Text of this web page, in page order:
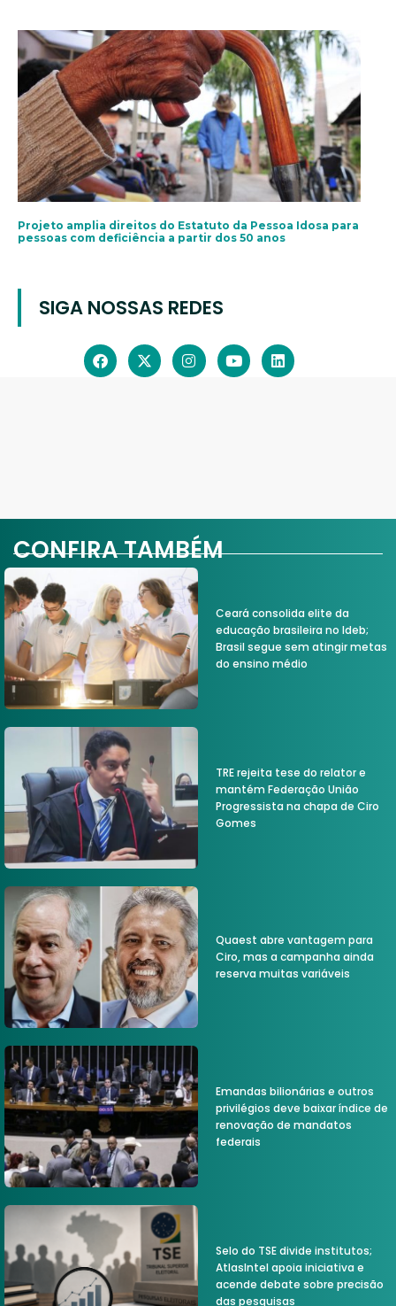
Projeto amplia direitos do Estatuto da Pessoa Idosa para
pessoas com deficiência a partir dos 50 anos
SIGA NOSSAS REDES
CONFIRA TAMBÉM
Ceará consolida elite da
educação brasileira no Ideb;
Brasil segue sem atingir metas
do ensino médio
TRE rejeita tese do relator e
mantém Federação União
Progressista na chapa de Ciro
Gomes
Quaest abre vantagem para
Ciro, mas a campanha ainda
reserva muitas variáveis
Emandas bilionárias e outros
privilégios deve baixar índice de
renovação de mandatos
federais
Selo do TSE divide institutos;
AtlasIntel apoia iniciativa e
acende debate sobre precisão
das pesquisas